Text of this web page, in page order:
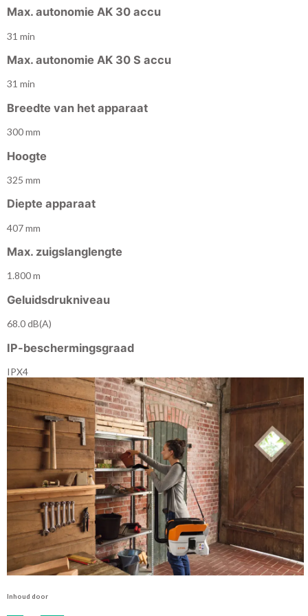
Max. autonomie AK 30 accu
31 min
Max. autonomie AK 30 S accu
31 min
Breedte van het apparaat
300 mm
Hoogte
325 mm
Diepte apparaat
407 mm
Max. zuigslanglengte
1.800 m
Geluidsdrukniveau
68.0 dB(A)
IP-beschermingsgraad
IPX4
Inhoud door